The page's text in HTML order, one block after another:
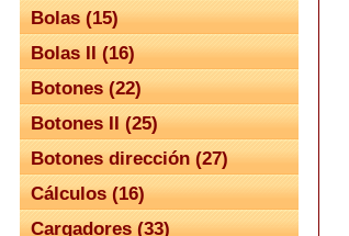
Bolas (15)
Bolas II (16)
Botones (22)
Botones II (25)
Botones dirección (27)
Cálculos (16)
Cargadores (33)